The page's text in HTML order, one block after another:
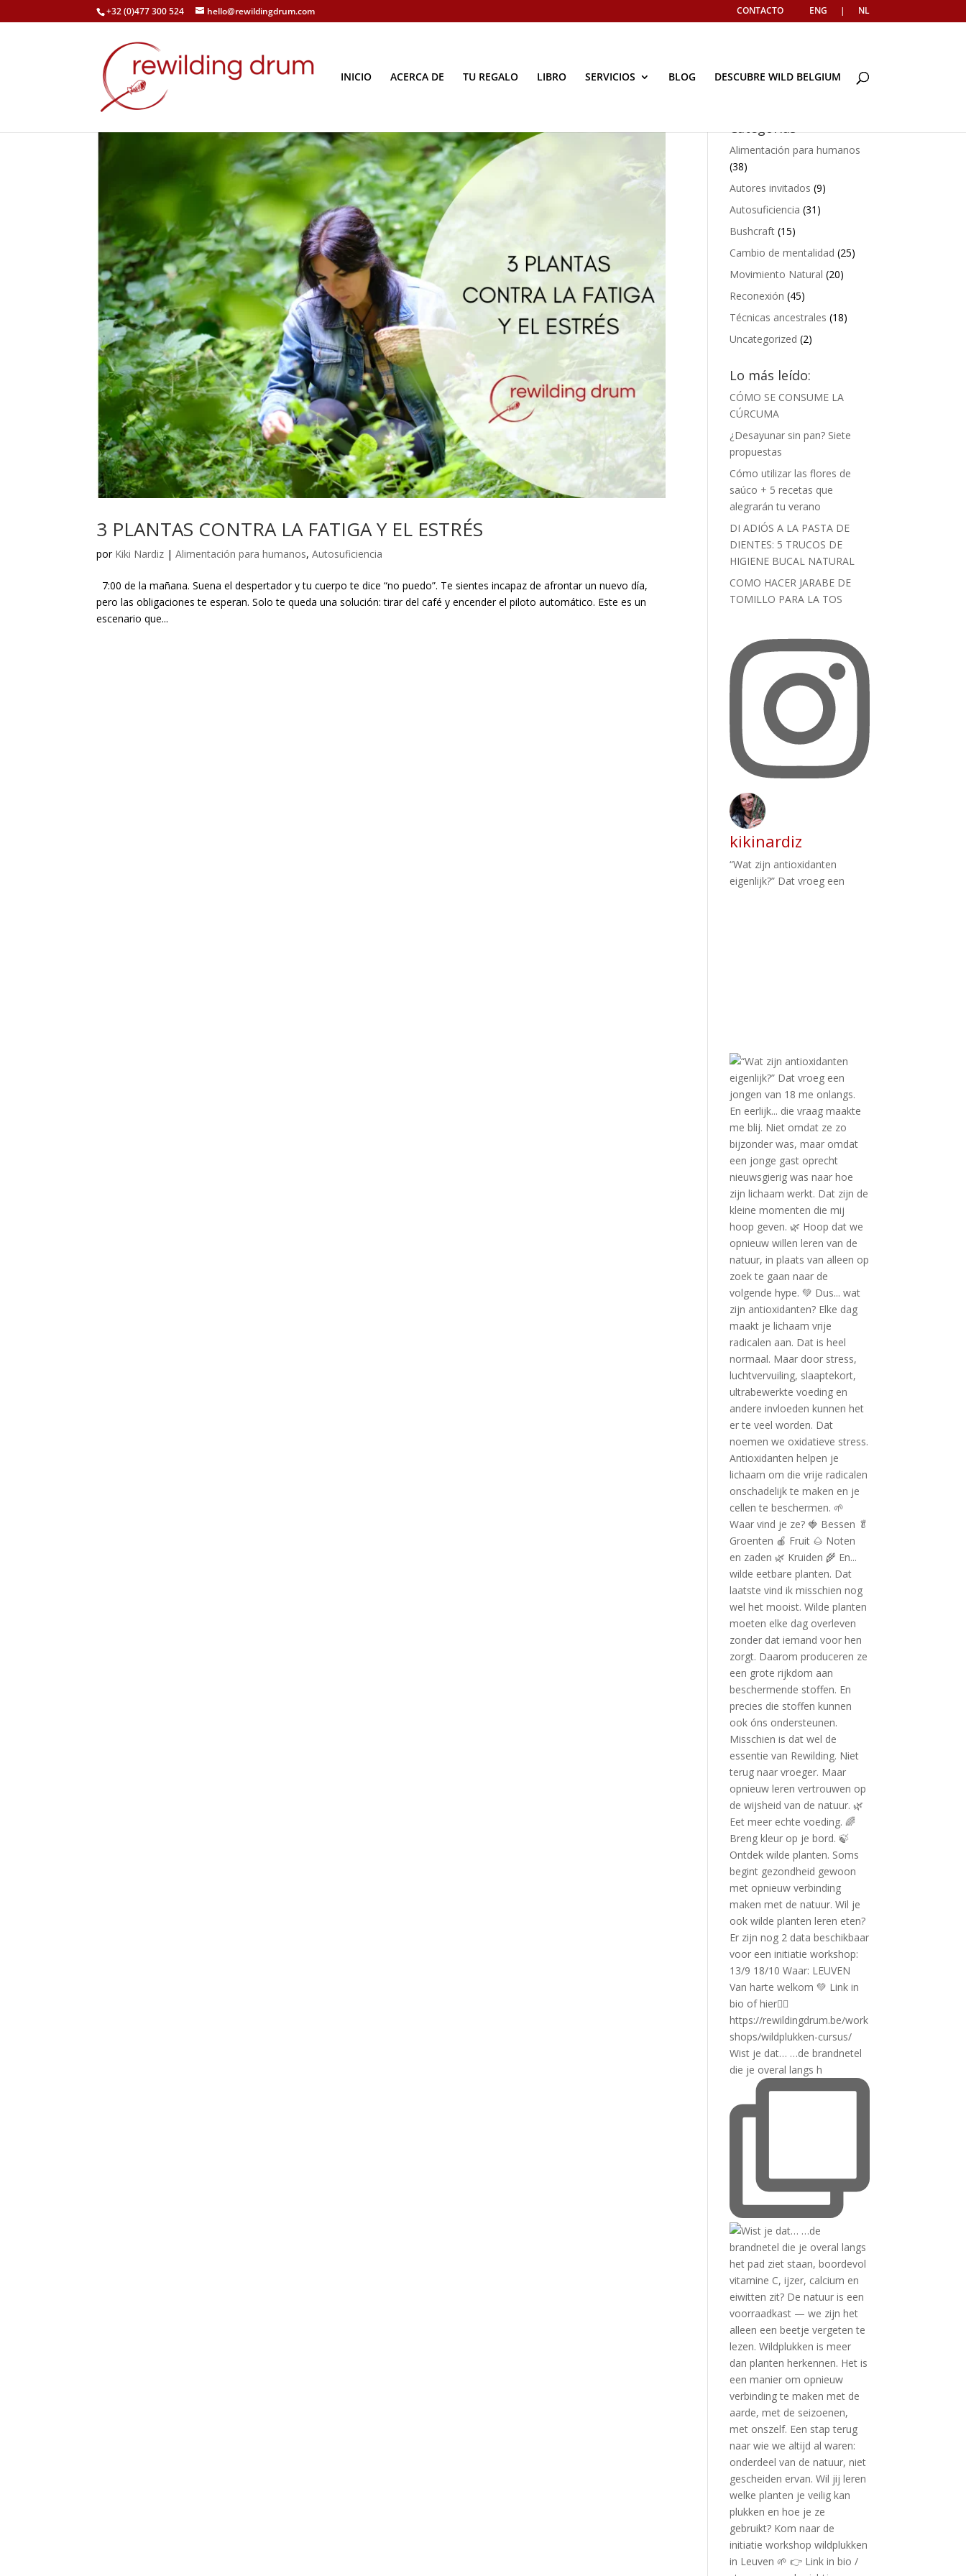
+32 (0)477 300 524 hello@rewildingdrum.com CONTACTO ENG | NL
INICIO ACERCA DE TU REGALO LIBRO SERVICIOS BLOG DESCUBRE WILD BELGIUM
3 PLANTAS CONTRA LA FATIGA Y EL ESTRÉS
por Kiki Nardiz |Alimentación para humanos,Autosuficiencia
7:00 de la mañana. Suena el despertador y tu cuerpo te dice “no puedo”. Te sientes incapaz de afrontar un nuevo día,
pero las obligaciones te esperan. Solo te queda una solución: tirar del café y encender el piloto automático. Este es un
escenario que...
Categorías
Alimentación para humanos
(38)
Autores invitados (9)
Autosuficiencia (31)
Bushcraft (15)
Cambio de mentalidad (25)
Movimiento Natural (20)
Reconexión (45)
Técnicas ancestrales (18)
Uncategorized (2)
Lo más leído:
CÓMO SE CONSUME LA
CÚRCUMA
¿Desayunar sin pan? Siete
propuestas
Cómo utilizar las flores de
saúco + 5 recetas que
alegrarán tu verano
DI ADIÓS A LA PASTA DE
DIENTES: 5 TRUCOS DE
HIGIENE BUCAL NATURAL
COMO HACER JARABE DE
TOMILLO PARA LA TOS
kikinardiz
“Wat zijn antioxidanten
eigenlijk?” Dat vroeg een
Wist je dat… …de brandnetel
die je overal langs h